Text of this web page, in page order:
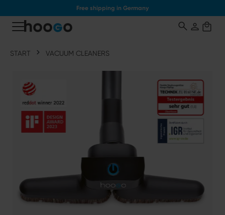
Free shipping in Germany
START VACUUM CLEANERS